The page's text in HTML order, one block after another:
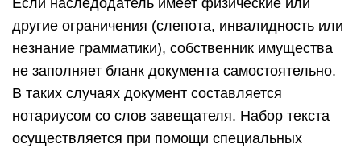
Если наследодатель имеет физические или
другие ограничения (слепота, инвалидность или
незнание грамматики), собственник имущества
не заполняет бланк документа самостоятельно.
В таких случаях документ составляется
нотариусом со слов завещателя. Набор текста
осуществляется при помощи специальных